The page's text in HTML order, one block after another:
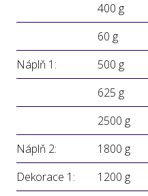
400 g
60 g
Náplň 1:
500 g
625 g
2500 g
Náplň 2:
1800 g
Dekorace 1:
1200 g